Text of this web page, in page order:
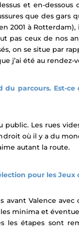
et en-dessous
que des gars
2001 à
pas ceux de nos
on se situe par
j’ai été au rendez-
parcours. Est-ce
Les rues
où il y a du
autant la route.
pour les Jeux
avant Valence
minima et
les étapes sont